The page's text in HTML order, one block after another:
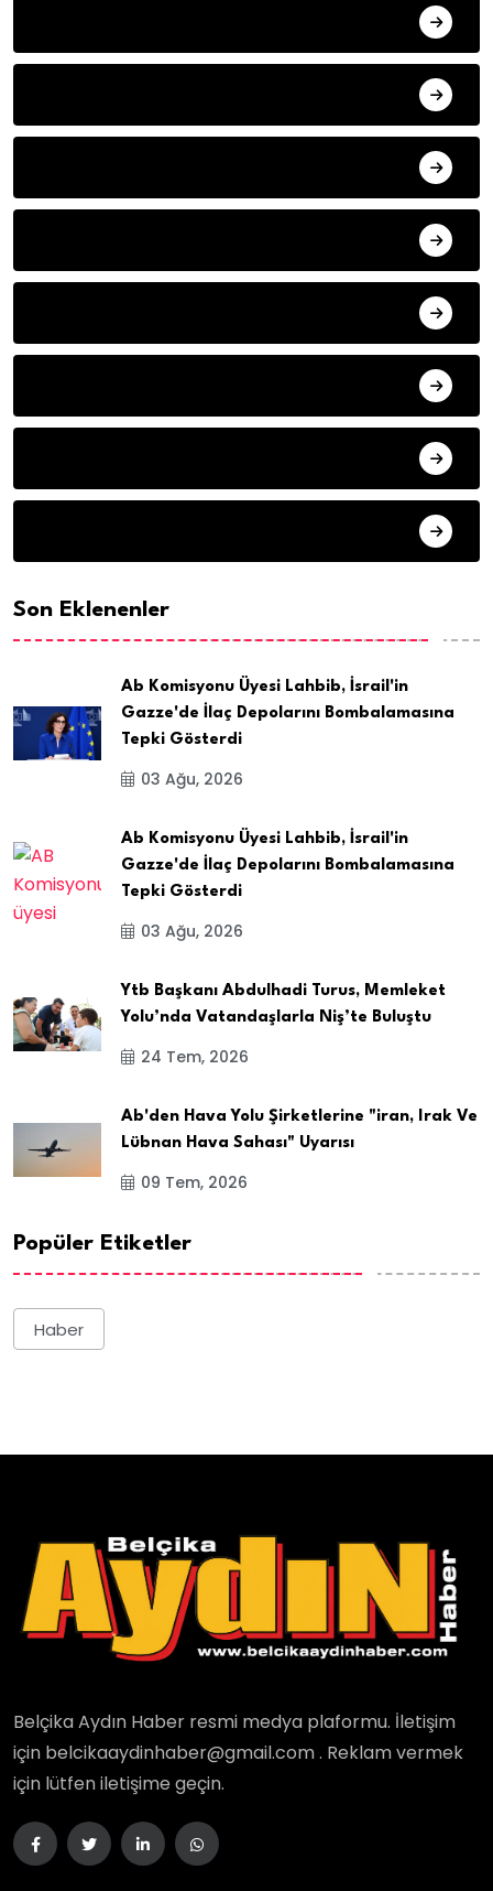
Son Eklenenler
Ab Komisyonu Üyesi Lahbib, İsrail'in
Gazze'de İlaç Depolarını Bombalamasına
Tepki Gösterdi
03 Ağu, 2026
Ab Komisyonu Üyesi Lahbib, İsrail'in
Gazze'de İlaç Depolarını Bombalamasına
Tepki Gösterdi
03 Ağu, 2026
Ytb Başkanı Abdulhadi Turus, Memleket
Yolu’nda Vatandaşlarla Niş’te Buluştu
24 Tem, 2026
Ab'den Hava Yolu Şirketlerine "iran, Irak Ve
Lübnan Hava Sahası" Uyarısı
09 Tem, 2026
Popüler Etiketler
Haber
Belçika Aydın Haber resmi medya plaformu. İletişim
için belcikaaydinhaber@gmail.com . Reklam vermek
için lütfen iletişime geçin.